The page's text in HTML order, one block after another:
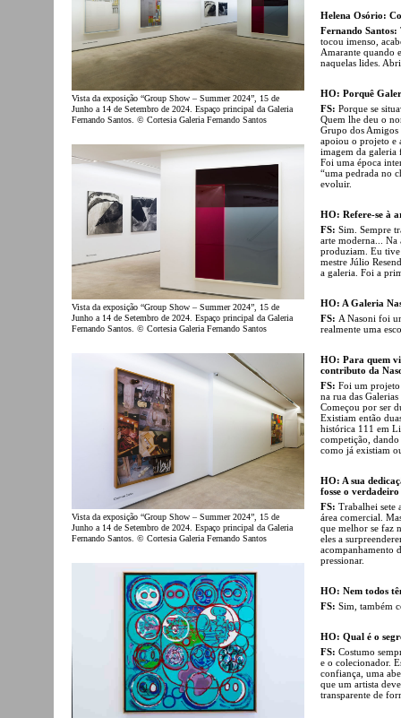
Vista da exposição “Group Show – Summer 2024”, 15 de
Junho a 14 de Setembro de 2024. Espaço principal da Galeria
Fernando Santos. © Cortesia Galeria Fernando Santos
Vista da exposição “Group Show – Summer 2024”, 15 de
Junho a 14 de Setembro de 2024. Espaço principal da Galeria
Fernando Santos. © Cortesia Galeria Fernando Santos
Vista da exposição “Group Show – Summer 2024”, 15 de
Junho a 14 de Setembro de 2024. Espaço principal da Galeria
Fernando Santos. © Cortesia Galeria Fernando Santos
Helena Osório:
Fernando Santos:
tocou imenso,
Amarante quando
naquelas lides.
HO: Porquê
FS: Porque se
Quem lhe deu o
Grupo dos
apoiou o projeto e
imagem da galeria
Foi uma época
“uma pedrada no
evoluir.
HO: Refere-se à
FS: Sim. Sempre
arte moderna...
produziam. Eu
mestre Júlio
a galeria. Foi a
HO: A Galeria
FS: A Nasoni foi
realmente uma
HO: Para quem
contributo da
FS: Foi um
na rua das
Começou por ser
Existiam então
histórica 111 em
competição,
como já existiam
HO: A sua
fosse o
FS: Trabalhei sete
área comercial.
que melhor se faz
eles a
acompanhamento
pressionar.
HO: Nem todos
FS: Sim, também
HO: Qual é o
FS: Costumo
e o colecionador.
confiança, uma
que um artista
transparente de